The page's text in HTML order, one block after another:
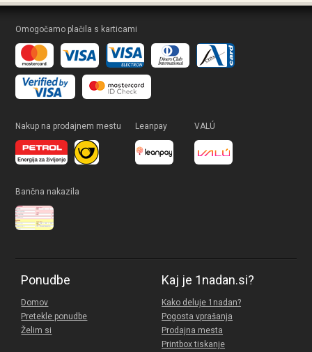
Omogočamo plačila s karticami
Nakup na prodajnem mestu Leanpay VALÚ
Bančna nakazila
Ponudbe
Domov
Pretekle ponudbe
Želim si
Kaj je 1nadan.si?
Kako deluje 1nadan?
Pogosta vprašanja
Prodajna mesta
Printbox tiskanje